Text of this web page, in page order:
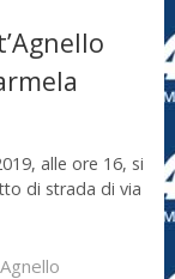
alle ore 16, si
di strada di via